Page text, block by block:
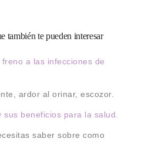
también te pueden interesar
a las infecciones de
ardor al orinar, escozor.
sus beneficios para la salud.
saber sobre como